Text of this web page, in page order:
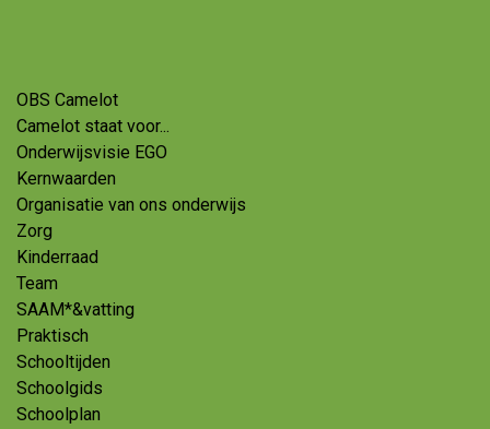
OBS Camelot
Camelot staat voor...
Onderwijsvisie EGO
Kernwaarden
Organisatie van ons onderwijs
Zorg
Kinderraad
Team
SAAM*&vatting
Praktisch
Schooltijden
Schoolgids
Schoolplan